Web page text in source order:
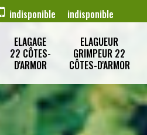
indisponible indisponible
ELAGAGE
22 CÔTES-
D'ARMOR
ELAGUEUR
GRIMPEUR 22
CÔTES-D'ARMOR